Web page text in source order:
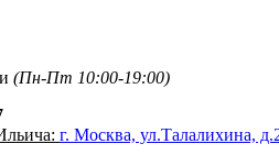
(Пн-Пт 10:00-19:00)
г. Москва, ул.Талалихина,